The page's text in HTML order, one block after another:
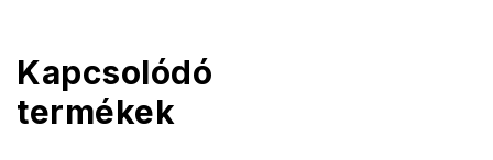
Kapcsolódó
termékek